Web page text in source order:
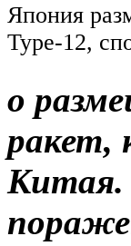
Япония
Type-12,
о
ракет,
Китая.